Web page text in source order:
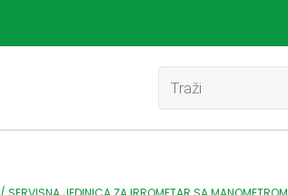
Products
search